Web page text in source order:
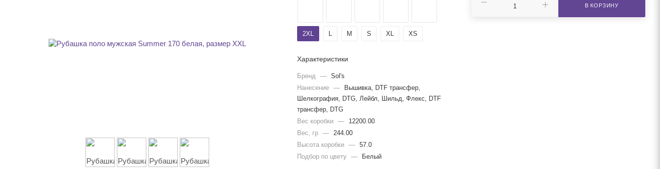
2XL L M S XL XS
Характеристики
Бренд —
Sol's
Нанесение
—
Вышивка, DTF трансфер,
Шелкография, DTG, Лейбл, Шильд, Флекс, DTF
трансфер, DTG
Вес коробки
—
12200.00
Вес, гр
—
244.00
Высота коробки
—
57.0
Подбор по цвету
— Белый
В КОРЗИНУ